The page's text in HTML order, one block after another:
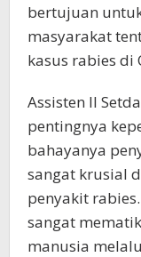
bertujuan
masyarakat
kasus rabies di
Assisten II
pentingnya
bahayanya
sangat krusial
penyakit
sangat
manusia